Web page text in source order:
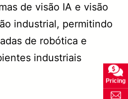
de visão IA e visão
industrial, permitindo
de robótica e
industriais
Pricing